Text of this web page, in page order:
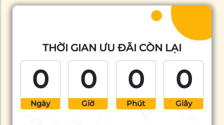
THỜI GIAN ƯU ĐÃI CÒN LẠI
0
Ngày
0
Giờ
0
Phút
0
Giây